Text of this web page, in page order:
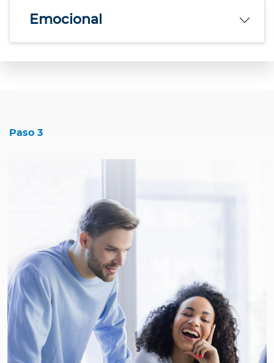
Emocional
Paso 3